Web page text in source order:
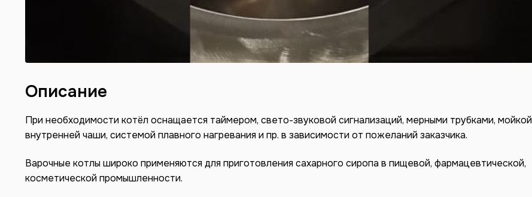
Описание
При необходимости котёл оснащается таймером, свето-звуковой сигнализаций, мерными трубками, мойкой
внутренней чаши, системой плавного нагревания и пр. в зависимости от пожеланий заказчика.
Варочные котлы широко применяются для приготовления сахарного сиропа в пищевой, фармацевтической,
косметической промышленности.